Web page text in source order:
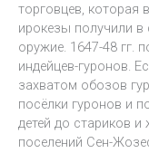
торговцев,
ирокезы получили в
оружие. 1647-48 гг.
индейцев-гуронов.
захватом обозов
посёлки гуронов и
детей до стариков
поселений Сен-